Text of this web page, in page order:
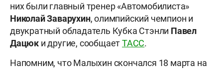
них были главный тренер «Автомобилиста»
Николай Заварухин, олимпийский чемпион и
двукратный обладатель Кубка Стэнли Павел
Дацюк и другие, сообщаетТАСС.
Напомним, что Малыхин скончался 18 марта на